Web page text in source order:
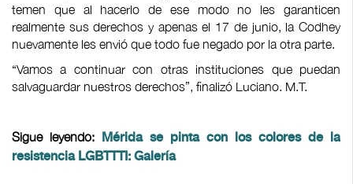
temen que al hacerlo de ese modo no les garanticen
realmente sus derechos y apenas el 17 de junio, la Codhey
nuevamente les envió que todo fue negado por la otra parte.
“Vamos a continuar con otras instituciones que puedan
salvaguardar nuestros derechos”, finalizó Luciano. M.T.
Sigue leyendo:
Mérida se pinta con los colores de la
resistencia LGBTTTI: Galería